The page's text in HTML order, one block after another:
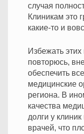
случая
Клиникам это
какие-то и
Избежать
повторюсь,
обеспечить
медицинские
региона. В
качества
долги у
врачей, что